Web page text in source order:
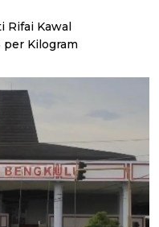
Kawal
per Kilogram